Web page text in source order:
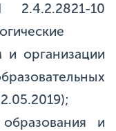
2.4.2.2821-10
и организации
и